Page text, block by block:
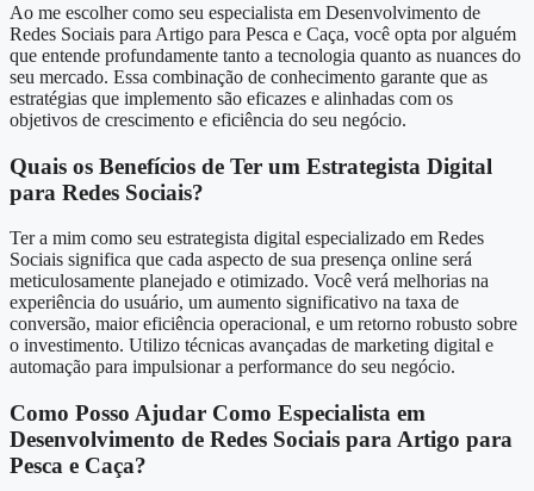
Ao me escolher como seu especialista em Desenvolvimento de
Redes Sociais para Artigo para Pesca e Caça, você opta por alguém
que entende profundamente tanto a tecnologia quanto as nuances do
seu mercado. Essa combinação de conhecimento garante que as
estratégias que implemento são eficazes e alinhadas com os
objetivos de crescimento e eficiência do seu negócio.
Quais os Benefícios de Ter um Estrategista Digital
para Redes Sociais?
Ter a mim como seu estrategista digital especializado em Redes
Sociais significa que cada aspecto de sua presença online será
meticulosamente planejado e otimizado. Você verá melhorias na
experiência do usuário, um aumento significativo na taxa de
conversão, maior eficiência operacional, e um retorno robusto sobre
o investimento. Utilizo técnicas avançadas de marketing digital e
automação para impulsionar a performance do seu negócio.
Como Posso Ajudar Como Especialista em
Desenvolvimento de Redes Sociais para Artigo para
Pesca e Caça?